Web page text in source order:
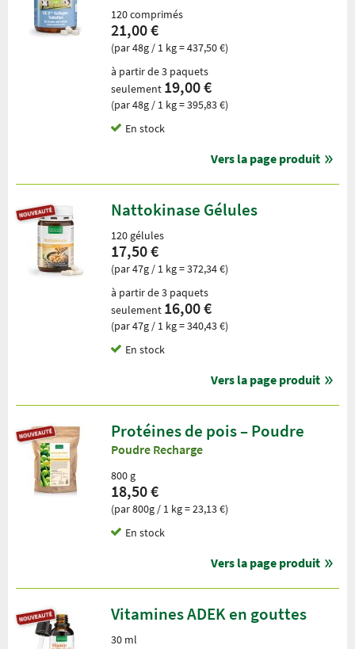
120 comprimés
21,00 €
(par 48g / 1 kg = 437,50 €)
à partir de 3 paquets
seulement 19,00 €
(par 48g / 1 kg = 395,83 €)
En stock
Vers la page produit
Nattokinase Gélules
120 gélules
17,50 €
(par 47g / 1 kg = 372,34 €)
à partir de 3 paquets
seulement 16,00 €
(par 47g / 1 kg = 340,43 €)
En stock
Vers la page produit
Protéines de pois – Poudre
Poudre Recharge
800 g
18,50 €
(par 800g / 1 kg = 23,13 €)
En stock
Vers la page produit
Vitamines ADEK en gouttes
30 ml